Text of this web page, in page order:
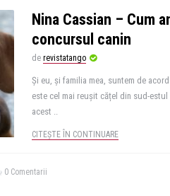
Nina Cassian – Cum
concursul canin
de revistatango
Și eu, și familia mea, suntem de
este cel mai reușit cățel din sud-
acest ..
CITEȘTE ÎN CONTINUARE
0 Comentarii